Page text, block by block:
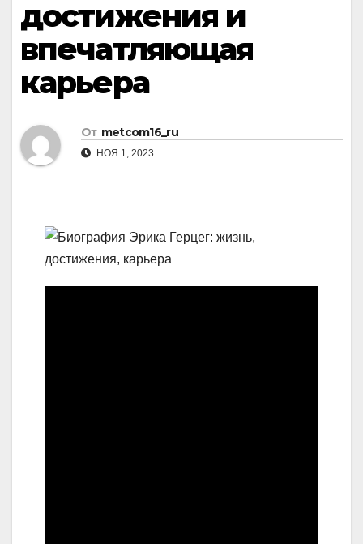
достижения и
впечатляющая
карьера
От metcom16_ru
НОЯ 1, 2023